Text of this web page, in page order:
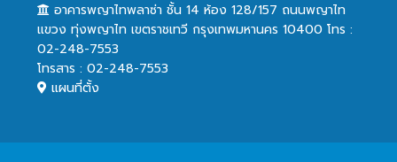
อาคารพญาไทพลาซ่า ชั้น 14 ห้อง 128/157 ถนนพญาไท
แขวง ทุ่งพญาไท เขตราชเทวี กรุงเทพมหานคร 10400 โทร :
02-248-7553
โทรสาร : 02-248-7553
แผนที่ตั้ง